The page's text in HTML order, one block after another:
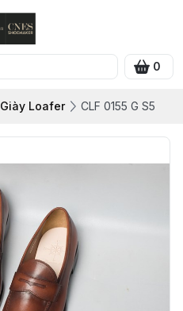
0
Giày Loafer CLF 0155 G S5